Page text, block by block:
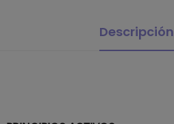
Descripción